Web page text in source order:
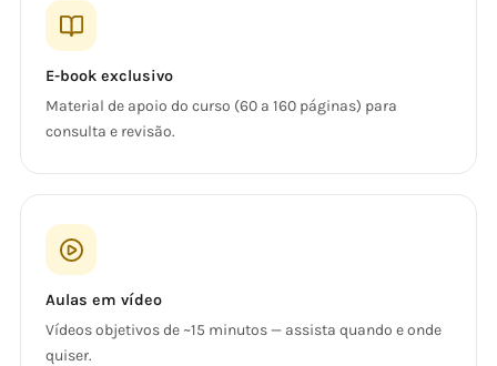
E-book exclusivo
Material de apoio do curso (60 a 160 páginas) para
consulta e revisão.
Aulas em vídeo
Vídeos objetivos de ~15 minutos — assista quando e onde
quiser.